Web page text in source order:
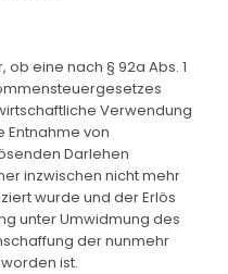
eine nach § 92a Abs. 1
Verwendung
Entnahme von
Darlehen
inzwischen nicht mehr
wurde und der Erlös
unter Umwidmung des
der nunmehr
ist.